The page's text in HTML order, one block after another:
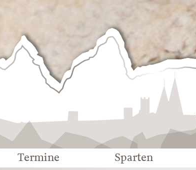
Sektion
Eichstätt
Termine Sparten